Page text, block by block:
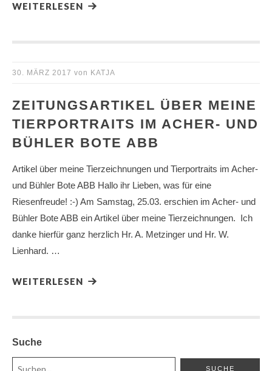
WEITERLESEN
30. MÄRZ 2017 von KATJA
ZEITUNGSARTIKEL ÜBER MEINE
TIERPORTRAITS IM ACHER- UND
BÜHLER BOTE ABB
Artikel über meine Tierzeichnungen und Tierportraits im Acher-
und Bühler Bote ABB Hallo ihr Lieben, was für eine
Riesenfreude! :-) Am Samstag, 25.03. erschien im Acher- und
Bühler Bote ABB ein Artikel über meine Tierzeichnungen. Ich
danke hierfür ganz herzlich Hr. A. Metzinger und Hr. W.
Lienhard. …
WEITERLESEN
Suche